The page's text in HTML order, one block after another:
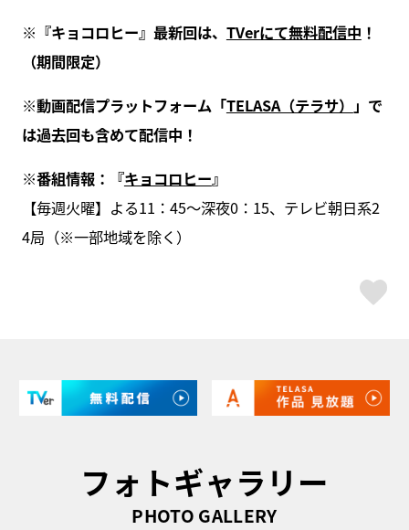
※『キョコロヒー』最新回は、 TVerにて無料配信中 ！
（期間限定）
※動画配信プラットフォーム「TELASA（テラサ） 」で
は過去回も含めて配信中！
※番組情報：『キョコロヒー』
【毎週火曜】よる11：45～深夜0：15、テレビ朝日系2
4局（※一部地域を除く）
フォトギャラリー
PHOTO GALLERY